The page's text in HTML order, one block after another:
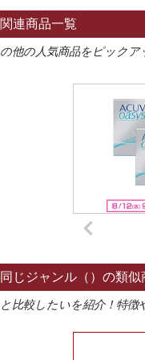
関連商品一覧
の他の人気商品をピックア
同じジャンル（）の類似
と比較したいを紹介！特